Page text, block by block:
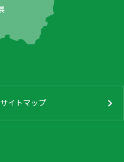
サイトマップ